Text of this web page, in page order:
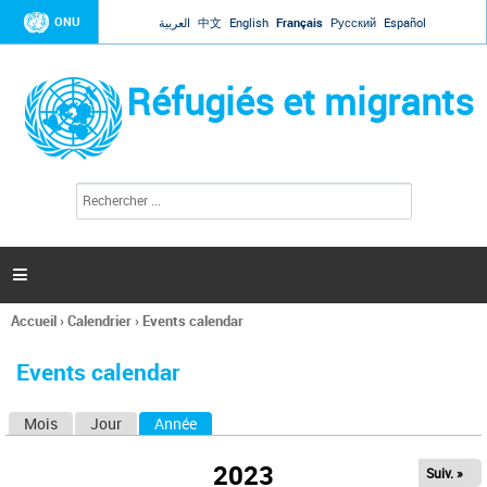
Jump to navigation
ONU العربية 中文 English Français Русский Español
Réfugiés et migrants
l
c
h
e

Vous
ici
Accueil›Calendrier› Events calendar
Events calendar
Mois Jour Année
2023 Suiv. »